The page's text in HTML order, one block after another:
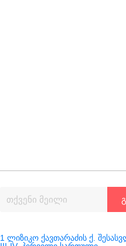
1 ლიზიკო ქავთარაძის ქ.